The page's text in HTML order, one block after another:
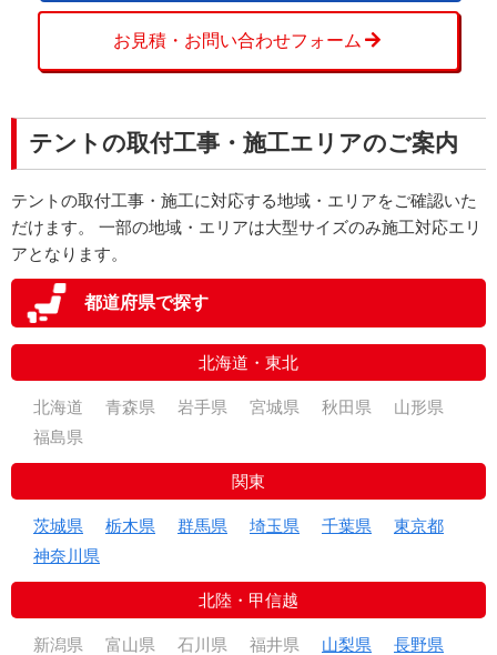
お見積・お問い合わせフォーム
テントの取付工事・施工エリアのご案内
テントの取付工事・施工に対応する地域・エリアをご確認いた
だけます。 一部の地域・エリアは大型サイズのみ施工対応エリ
アとなります。
都道府県で探す
北海道・東北
北海道 青森県 岩手県 宮城県 秋田県
山形県
福島県
関東
茨城県 栃木県 群馬県 埼玉県 千葉県
東京都
神奈川県
北陸・甲信越
新潟県 富山県 石川県 福井県 山梨県 長野県